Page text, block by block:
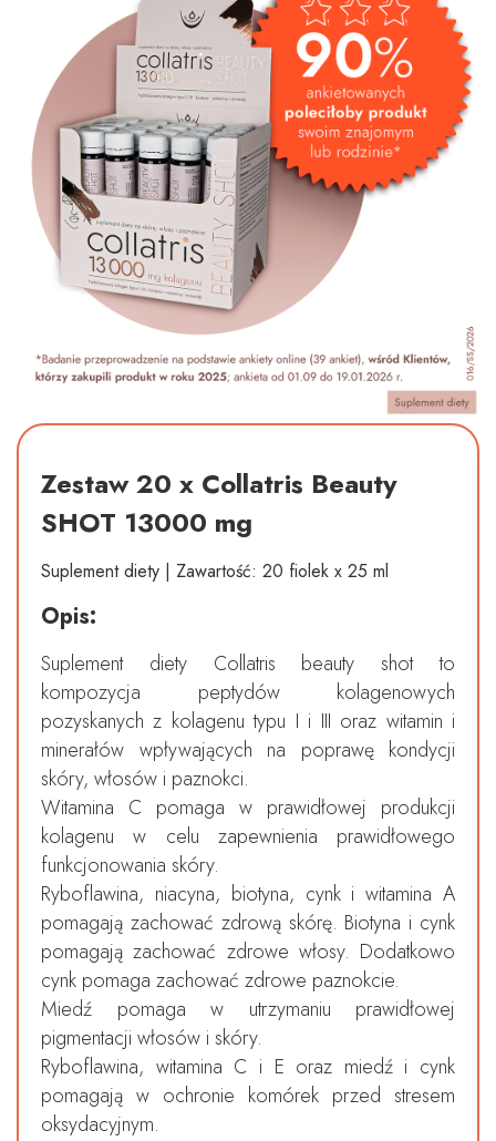
Zestaw 20 x Collatris Beauty
SHOT 13000 mg
Suplement diety | Zawartość: 20 fiolek x 25 ml
Opis:
Suplement diety Collatris beauty shot to
kompozycja peptydów kolagenowych
pozyskanych z kolagenu typu I i III oraz witamin i
minerałów wpływających na poprawę kondycji
skóry, włosów i paznokci.
Witamina C pomaga w prawidłowej produkcji
kolagenu w celu zapewnienia prawidłowego
funkcjonowania skóry.
Ryboflawina, niacyna, biotyna, cynk i witamina A
pomagają zachować zdrową skórę. Biotyna i cynk
pomagają zachować zdrowe włosy. Dodatkowo
cynk pomaga zachować zdrowe paznokcie.
Miedź pomaga w utrzymaniu prawidłowej
pigmentacji włosów i skóry.
Ryboflawina, witamina C i E oraz miedź i cynk
pomagają w ochronie komórek przed stresem
oksydacyjnym.